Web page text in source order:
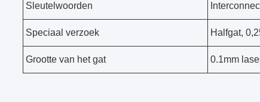
Sleutelwoorden
Speciaal verzoek Halfgat,
Grootte van het gat 0.1mm